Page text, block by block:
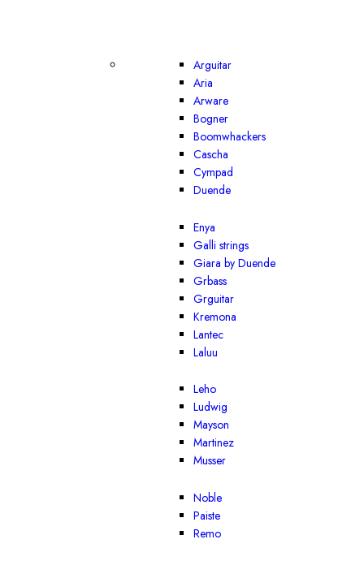
Arguitar
Aria
Arware
Bogner
Boomwhackers
Cascha
Cympad
Duende
Enya
Galli strings
Giara by Duende
Grbass
Grguitar
Kremona
Lantec
Laluu
Leho
Ludwig
Mayson
Martinez
Musser
Noble
Paiste
Remo